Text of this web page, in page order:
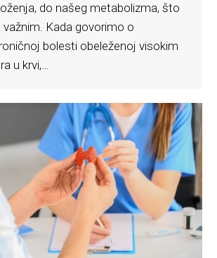
do našeg metabolizma, što
važnim. Kada govorimo o
bolesti obeleženoj visokim
u krvi,…